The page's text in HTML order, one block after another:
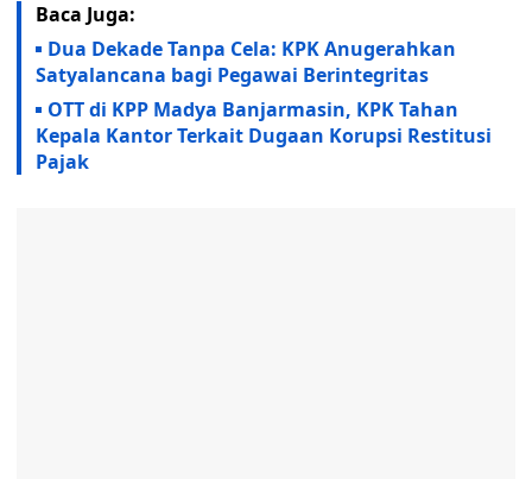
Baca Juga:
Dua Dekade Tanpa Cela: KPK Anugerahkan
Satyalancana bagi Pegawai Berintegritas
OTT di KPP Madya Banjarmasin, KPK Tahan
Kepala Kantor Terkait Dugaan Korupsi Restitusi
Pajak